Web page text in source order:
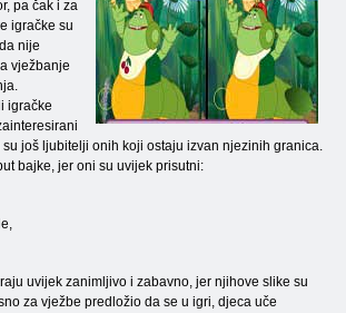
pa čak i za
igračke su
nije
vježbanje
igračke
još ljubitelji onih koji ostaju izvan njezinih granica.
bajke, jer oni su uvijek prisutni:
uvijek zanimljivo i zabavno, jer njihove slike su
za vježbe predložio da se u igri, djeca uče